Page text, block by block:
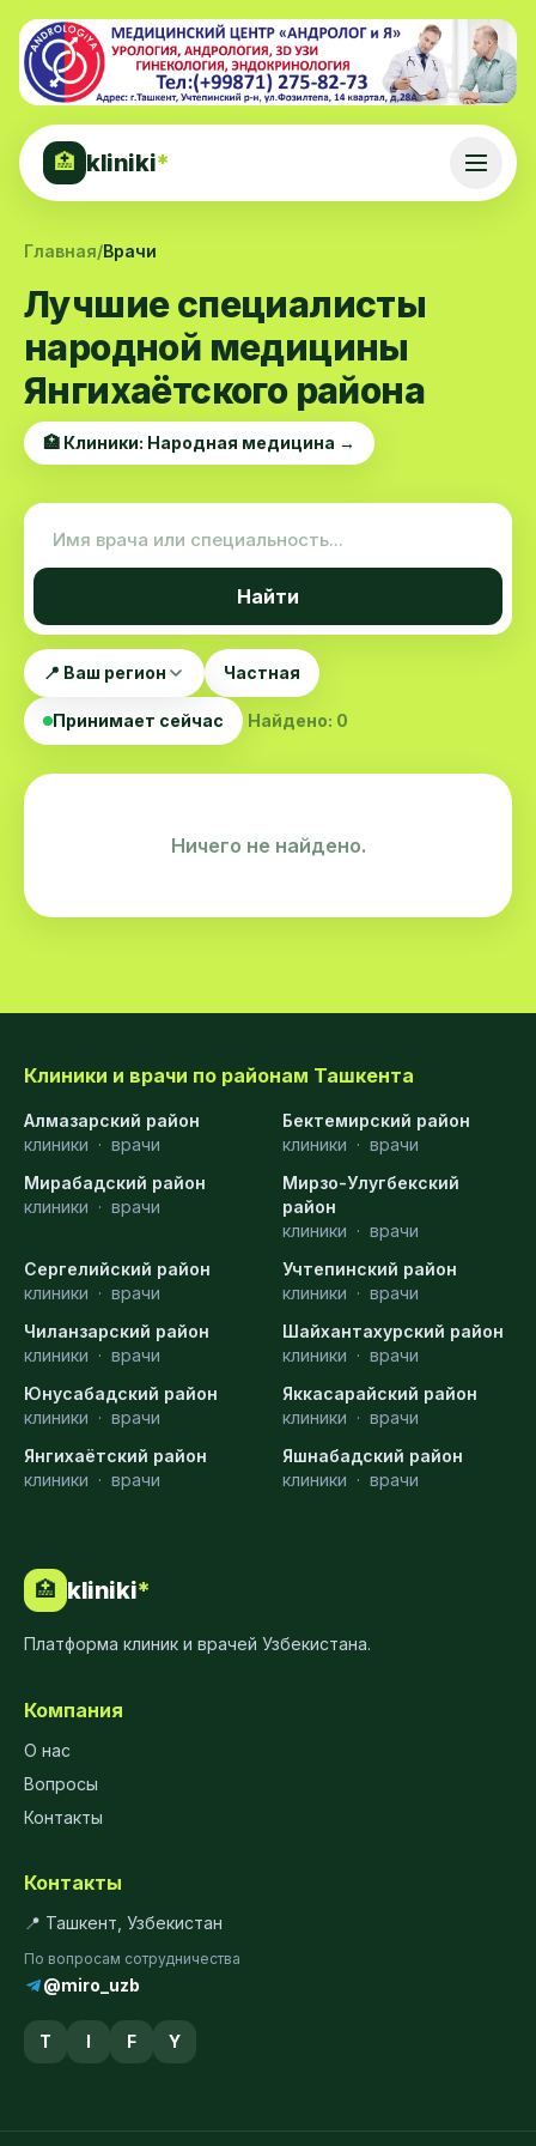
🏥 kliniki*
Главная/Врачи
Лучшие специалисты
народной медицины
Янгихаётского района
🏥 Клиники: Народная медицина →
Найти
📍 Ваш регион Частная
Принимает сейчас Найдено: 0
Ничего не найдено.
Клиники и врачи по районам Ташкента
Алмазарский район
клиники · врачи
Бектемирский район
клиники · врачи
Мирабадский район
клиники · врачи
Мирзо-Улугбекский
район
клиники · врачи
Сергелийский район
клиники · врачи
Учтепинский район
клиники · врачи
Чиланзарский район
клиники · врачи
Шайхантахурский район
клиники · врачи
Юнусабадский район
клиники · врачи
Яккасарайский район
клиники · врачи
Янгихаётский район
клиники · врачи
Яшнабадский район
клиники · врачи
🏥 kliniki*
Платформа клиник и врачей Узбекистана.
Компания
О нас
Вопросы
Контакты
Контакты
📍 Ташкент, Узбекистан
По вопросам сотрудничества
@miro_uzb
T I F Y